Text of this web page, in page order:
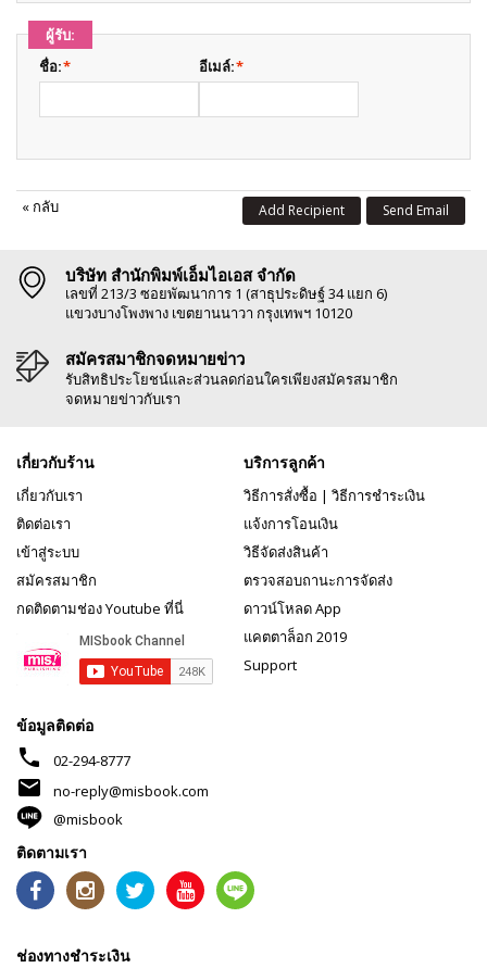
ผู้รับ:
*
ชื่อ: *
อีเมล์:
« กลับ Send Email
Add Recipient
บริษัท สำนักพิมพ์เอ็มไอเอส จำกัด
เลขที่ 213/3 ซอยพัฒนาการ 1 (สาธุประดิษฐ์ 34 แยก 6)
แขวงบางโพงพาง เขตยานนาวา กรุงเทพฯ 10120
สมัครสมาชิกจดหมายข่าว
รับสิทธิประโยชน์และส่วนลดก่อนใครเพียงสมัครสมาชิก
จดหมายข่าวกับเรา
เกี่ยวกับร้าน
เกี่ยวกับเรา
ติดต่อเรา
เข้าสู่ระบบ
สมัครสมาชิก
กดติดตามช่อง Youtube ที่นี่
บริการลูกค้า
วิธีการสั่งซื้อ | วิธีการชำระเงิน
แจ้งการโอนเงิน
วิธีจัดส่งสินค้า
ตรวจสอบถานะการจัดส่ง
ดาวน์โหลด App
แคตตาล็อก 2019
Support
ข้อมูลติดต่อ
phone 02-294-8777
mail
no-reply@misbook.com
@misbook
ติดตามเรา
ช่องทางชำระเงิน